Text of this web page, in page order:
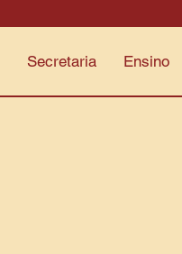
Secretaria Ensino